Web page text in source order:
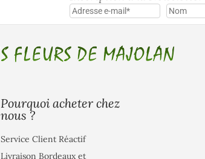
Pourquoi acheter chez
nous ?
Service Client Réactif
Livraison Bordeaux et